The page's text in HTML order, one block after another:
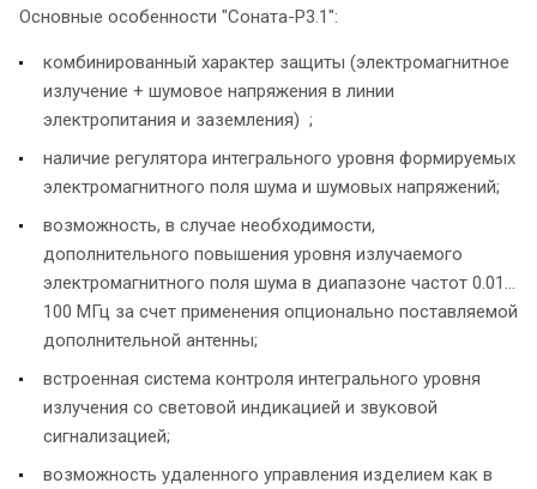
Основные особенности "Соната-Р3.1":
комбинированный характер защиты (электромагнитное
излучение + шумовое напряжения в линии
электропитания и заземления) ;
наличие регулятора интегрального уровня формируемых
электромагнитного поля шума и шумовых напряжений;
возможность, в случае необходимости,
дополнительного повышения уровня излучаемого
электромагнитного поля шума в диапазоне частот 0.01…
100 МГц за счет применения опционально поставляемой
дополнительной антенны;
встроенная система контроля интегрального уровня
излучения со световой индикацией и звуковой
сигнализацией;
возможность удаленного управления изделием как в